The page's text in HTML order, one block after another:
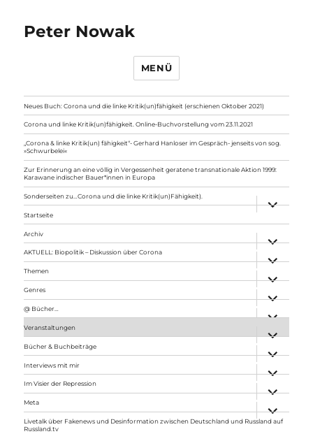
Peter Nowak
MENÜ
Neues Buch: Corona und die linke Kritik(un)fähigkeit (erschienen Oktober 2021)
Corona und linke Kritik(un)fähigkeit. Online-Buchvorstellung vom 23.11.2021
„Corona & linke Kritik(un) fähigkeit“- Gerhard Hanloser im Gespräch- jenseits von sog.
»Schwurbelei«
Zur Erinnerung an eine völlig in Vergessenheit geratene transnationale Aktion 1999:
Karawane indischer Bauer*innen in Europa
Sonderseiten zu…Corona und die linke Kritik(un)Fähigkeit).
anzeigen
Startseite
Archiv
anzeigen
AKTUELL: Biopolitik – Diskussion über Corona
anzeigen
Themen
anzeigen
Genres
anzeigen
@ Bücher…
Veranstaltungen
anzeigen
Bücher & Buchbeiträge
anzeigen
Interviews mit mir
anzeigen
Im Visier der Repression
anzeigen
Meta
anzeigen
Livetalk über Fakenews und Desinformation zwischen Deutschland und Russland auf
Russland.tv